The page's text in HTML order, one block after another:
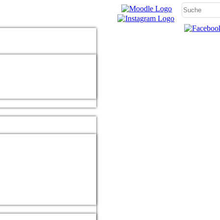
der verschiedenen Aktivitäten und Anträge.